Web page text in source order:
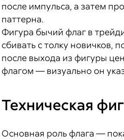
после импульса, а затем
паттерна.
Фигура бычий флаг в
сбивать с толку
после выхода из фигуры
флагом — визуально он
Техническая
Основная роль флага —